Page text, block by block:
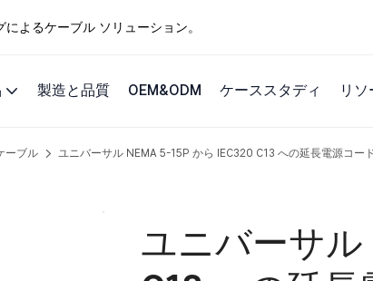
よるケーブル ソリューション。
製造と品質 OEM&ODM ケーススタディ リソ
ーブル ユニバーサル NEMA 5-15P から IEC320 C13 への延長電源コー
ユニバーサル